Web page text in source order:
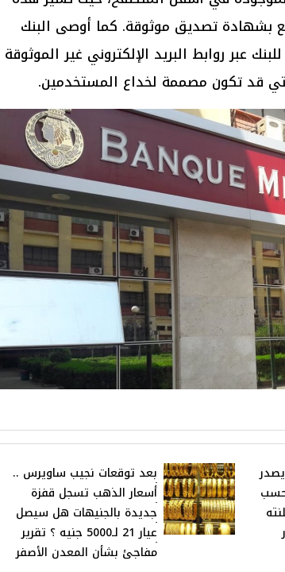
بشهادة تصديق موثوقة. كما أوصى البنك
عبر روابط البريد الإلكتروني غير الموثوقة
حسب
بعد توقعات نجيب ساويرس ..
أسعار الذهب تسجل قفزة
جديدة بالجنيهات هل سيصل
عيار 21 لـ5000 جنيه ؟ تقرير
مفاجئ بشأن المعدن الأصفر